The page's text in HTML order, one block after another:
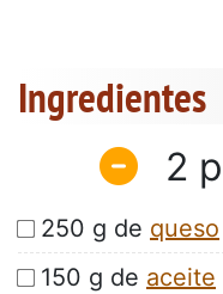
Ingredientes
2
250 g de queso
150 g de aceite